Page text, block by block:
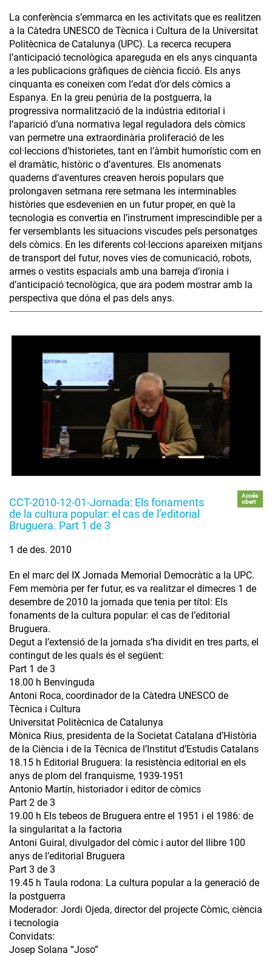
La conferència s’emmarca en les activitats que es realitzen
a la Càtedra UNESCO de Tècnica i Cultura de la Universitat
Politècnica de Catalunya (UPC). La recerca recupera
l’anticipació tecnològica apareguda en els anys cinquanta
a les publicacions gràfiques de ciència ficció. Els anys
cinquanta es coneixen com l’edat d’or dels còmics a
Espanya. En la greu penúria de la postguerra, la
progressiva normalització de la indústria editorial i
l’aparició d’una normativa legal reguladora dels còmics
van permetre una extraordinària proliferació de les
col·leccions d’historietes, tant en l’àmbit humorístic com en
el dramàtic, històric o d’aventures. Els anomenats
quaderns d’aventures creaven herois populars que
prolongaven setmana rere setmana les interminables
històries que esdevenien en un futur proper, en què la
tecnologia es convertia en l’instrument imprescindible per a
fer versemblants les situacions viscudes pels personatges
dels còmics. En les diferents col·leccions apareixen mitjans
de transport del futur, noves vies de comunicació, robots,
armes o vestits espacials amb una barreja d’ironia i
d’anticipació tecnològica, que ara podem mostrar amb la
perspectiva que dóna el pas dels anys.
CCT-2010-12-01-Jornada: Els fonaments
de la cultura popular: el cas de l’editorial
Bruguera. Part 1 de 3
Accés
obert
1 de des. 2010
En el marc del IX Jornada Memorial Democràtic a la UPC.
Fem memòria per fer futur, es va realitzar el dimecres 1 de
desembre de 2010 la jornada que tenia per títol: Els
fonaments de la cultura popular: el cas de l’editorial
Bruguera.
Degut a l’extensió de la jornada s’ha dividit en tres parts, el
contingut de les quals és el següent:
Part 1 de 3
18.00 h Benvinguda
Antoni Roca, coordinador de la Càtedra UNESCO de
Tècnica i Cultura
Universitat Politècnica de Catalunya
Mònica Rius, presidenta de la Societat Catalana d’Història
de la Ciència i de la Tècnica de l’Institut d’Estudis Catalans
18.15 h Editorial Bruguera: la resistència editorial en els
anys de plom del franquisme, 1939-1951
Antonio Martín, historiador i editor de còmics
Part 2 de 3
19.00 h Els tebeos de Bruguera entre el 1951 i el 1986: de
la singularitat a la factoria
Antoni Guiral, divulgador del còmic i autor del llibre 100
anys de l’editorial Bruguera
Part 3 de 3
19.45 h Taula rodona: La cultura popular a la generació de
la postguerra
Moderador: Jordi Ojeda, director del projecte Còmic, ciència
i tecnologia
Convidats:
Josep Solana “Joso”